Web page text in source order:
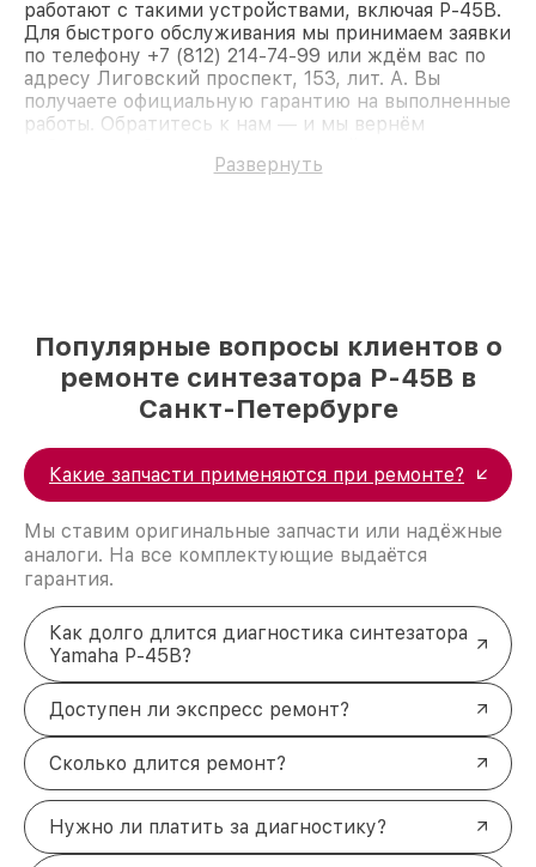
работают с такими устройствами, включая P-45B.
Для быстрого обслуживания мы принимаем заявки
по телефону +7 (812) 214-74-99 или ждём вас по
адресу Лиговский проспект, 153, лит. А. Вы
получаете официальную гарантию на выполненные
работы. Обратитесь к нам — и мы вернём
Развернуть
Популярные вопросы клиентов о
ремонте синтезатора P-45B в
Санкт-Петербурге
Какие запчасти применяются при ремонте?
Мы ставим оригинальные запчасти или надёжные
аналоги. На все комплектующие выдаётся
гарантия.
Как долго длится диагностика синтезатора
Yamaha P-45B?
Доступен ли экспресс ремонт?
Сколько длится ремонт?
Нужно ли платить за диагностику?